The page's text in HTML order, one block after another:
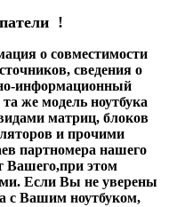
!
о совместимости
сведения о
информационный
же модель ноутбука
матриц, блоков
и прочими
партномера нашего
Вашего,при этом
Если Вы не уверены
с Вашим ноутбуком,